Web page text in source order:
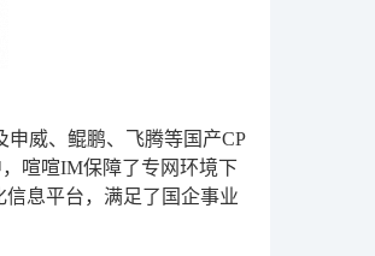
申威、鲲鹏、飞腾等国产CP
喧喧IM保障了专网环境下
息平台，满足了国企事业